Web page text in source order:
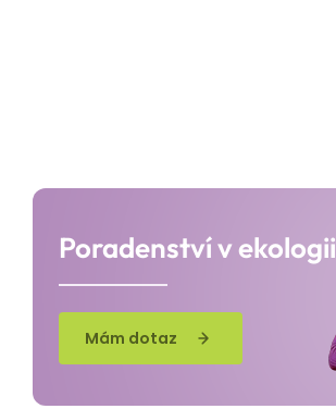
Poradenství v ekologii
Mám dotaz